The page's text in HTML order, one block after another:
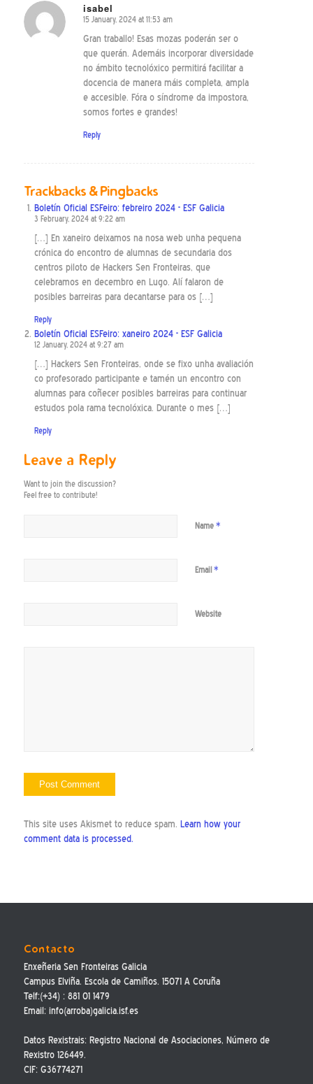
isabel
says:
15 January, 2024 at 11:53 am
Gran traballo! Esas mozas poderán ser o
que querán. Ademáis incorporar diversidade
no ámbito tecnolóxico permitirá facilitar a
docencia de manera máis completa, ampla
e accesible. Fóra o síndrome da impostora,
somos fortes e grandes!
Reply
Trackbacks & Pingbacks
Boletín Oficial ESFeiro: febreiro 2024 - ESF Galicia
3 February, 2024 at 9:22 am
[…] En xaneiro deixamos na nosa web unha pequena
crónica do encontro de alumnas de secundaria dos
centros piloto de Hackers Sen Fronteiras, que
celebramos en decembro en Lugo. Alí falaron de
posibles barreiras para decantarse para os […]
Reply
Boletín Oficial ESFeiro: xaneiro 2024 - ESF Galicia
12 January, 2024 at 9:27 am
[…] Hackers Sen Fronteiras, onde se fixo unha avaliación
co profesorado participante e tamén un encontro con
alumnas para coñecer posibles barreiras para continuar
estudos pola rama tecnolóxica. Durante o mes […]
Reply
Leave a Reply
Want to join the discussion?
Feel free to contribute!
Name *
Email *
Website
This site uses Akismet to reduce spam. Learn how your
comment data is processed.
Contacto
Enxeñeria Sen Fronteiras Galicia
Campus Elviña. Escola de Camiños. 15071 A Coruña
Telf:(+34) : 881 01 1479
Email: info(arroba)galicia.isf.es
Datos Rexistrais: Registro Nacional de Asociaciones, Número de
Rexistro 126449.
CIF: G36774271